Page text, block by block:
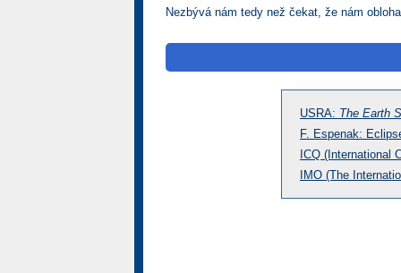
Nezbývá nám tedy než čekat, že nám
USRA: The Earth
F. Espenak:
ICQ (International
IMO (The